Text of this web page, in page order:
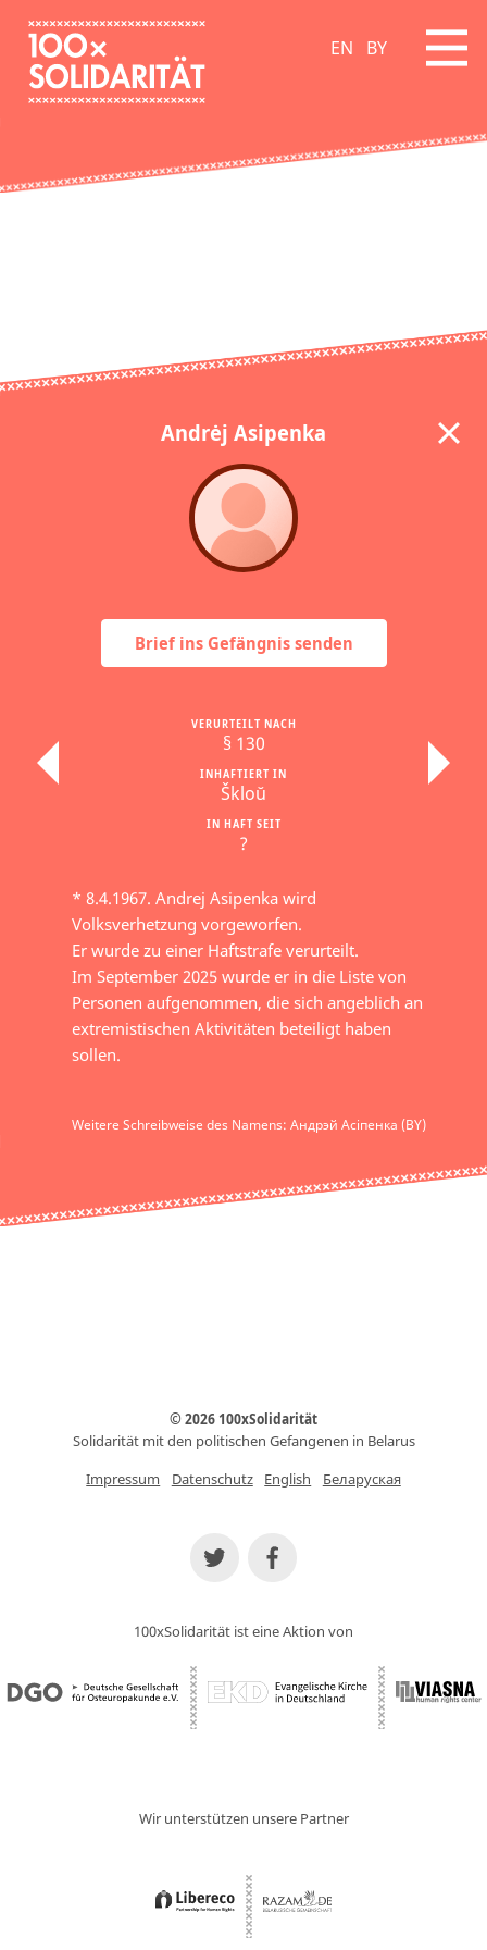
EN BY
Andrėj Asipenka
Brief ins Gefängnis senden
IN HAFT SEIT
?
INHAFTIERT IN
Škloŭ
VERURTEILT NACH
§ 130
* 8.4.1967. Andrej Asipenka wird
Volksverhetzung vorgeworfen.
Er wurde zu einer Haftstrafe verurteilt.
Im September 2025 wurde er in die Liste von
Personen aufgenommen, die sich angeblich an
extremistischen Aktivitäten beteiligt haben
sollen.
Weitere Schreibweise des Namens: Андрэй Асіпенка (BY)
© 2026 100xSolidarität
Solidarität mit den politischen Gefangenen in Belarus
Impressum
Datenschutz English Беларуская
100xSolidarität ist eine Aktion von
Wir unterstützen unsere Partner